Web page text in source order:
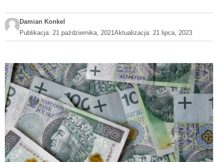
Damian Konkel
Publikacja: 21 października, 2021Aktualizacja: 21 lipca, 2023